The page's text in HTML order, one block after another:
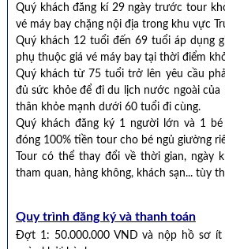
Quý khách đăng kí 29 ngày trước tour
vé máy bay chặng nội địa trong khu vực
Quý khách 12 tuổi đến 69 tuổi áp dụng
phụ thuộc giá vé máy bay tại thời điểm
Quý khách từ 75 tuổi trở lên yêu cầu
đủ sức khỏe để đi du lịch nước ngoài của
thân khỏe mạnh dưới 60 tuổi đi cùng.
Quý khách đăng ký 1 người lớn và 1
đóng 100% tiền tour cho bé ngủ giường
Tour có thể thay đổi về thời gian, ngày
tham quan, hàng không, khách sạn... tùy
Quy trình đăng ký và thanh toán
Đợt 1: 50.000.000 VND và nộp hồ sơ